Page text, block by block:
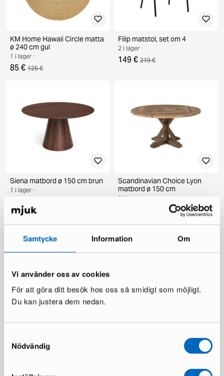
Samtycke Information Om
Vi använder oss av cookies
För att göra ditt besök hos oss så smidigt som möjligt.
Du kan justera dem nedan.
Nödvändig
KM Home Hawaii Circle matta
ø 240 cm gul
1 i lager ·
85 € 125 €
Filip matstol, set om 4
2 i lager ·
149 € 219 €
Siena matbord ø 150 cm brun
1 i lager ·
Du sparar 116 €
Scandinavian Choice Lyon
matbord ø 150 cm
1 i lager ·
140 cm grå
KM Home Relax matta 240 x